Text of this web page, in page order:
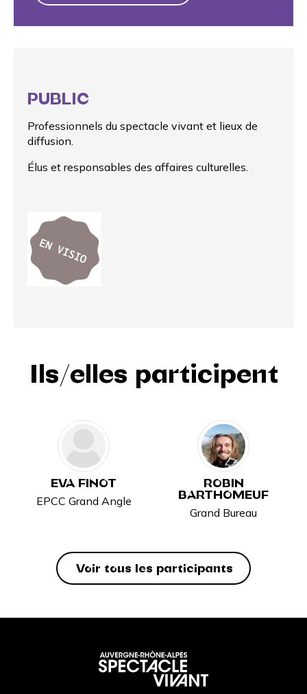
PUBLIC
Professionnels du spectacle vivant et lieux de
diffusion.
Élus et responsables des affaires culturelles.
Ils/elles participent
EVA FINOT
EPCC Grand Angle
ROBIN
BARTHOMEUF
Grand Bureau
Voir tous les participants